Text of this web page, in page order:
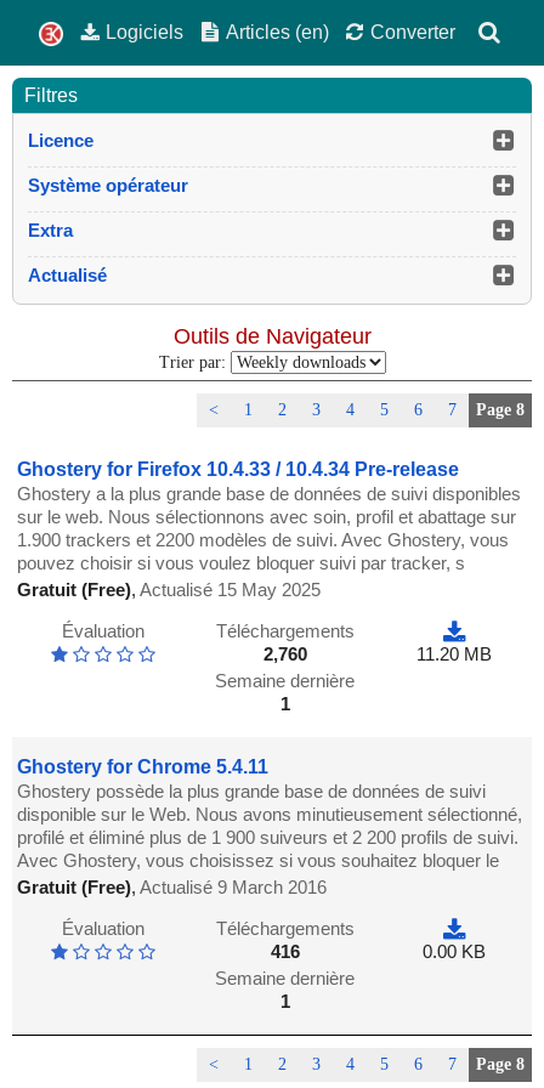
Logiciels Articles (en) Converter
Filtres
Licence
Système opérateur
Extra
Actualisé
Outils de Navigateur
Trier par:
< 1 2 3 4 5 6 7 Page 8
Ghostery for Firefox 10.4.33 / 10.4.34 Pre-release
Ghostery a la plus grande base de données de suivi disponibles
sur le web. Nous sélectionnons avec soin, profil et abattage sur
1.900 trackers et 2200 modèles de suivi. Avec Ghostery, vous
pouvez choisir si vous voulez bloquer suivi par tracker, s
Gratuit (Free),Actualisé 15 May 2025
Évaluation
Téléchargements
2,760
Semaine dernière
1
11.20 MB
Ghostery for Chrome 5.4.11
Ghostery possède la plus grande base de données de suivi
disponible sur le Web. Nous avons minutieusement sélectionné,
profilé et éliminé plus de 1 900 suiveurs et 2 200 profils de suivi.
Avec Ghostery, vous choisissez si vous souhaitez bloquer le
Gratuit (Free),Actualisé 9 March 2016
Évaluation
Téléchargements
416
Semaine dernière
1
0.00 KB
< 1 2 3 4 5 6 7 Page 8